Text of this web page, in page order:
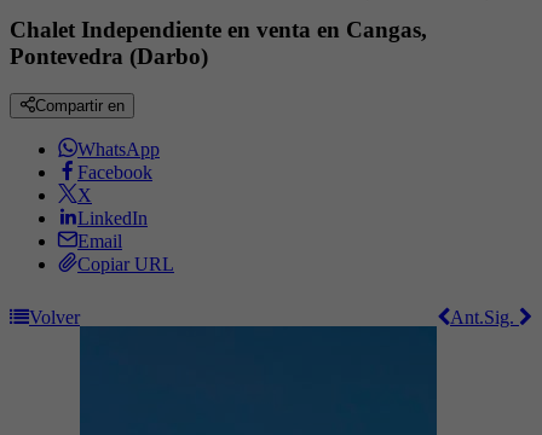
Chalet Independiente en venta en Cangas,
Pontevedra (Darbo)
Compartir en
WhatsApp
Facebook
X
LinkedIn
Email
Copiar URL
Volver Sig.
Ant.